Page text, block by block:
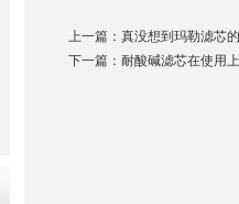
上一篇： 真没想到玛勒滤芯
下一篇： 耐酸碱滤芯在使用